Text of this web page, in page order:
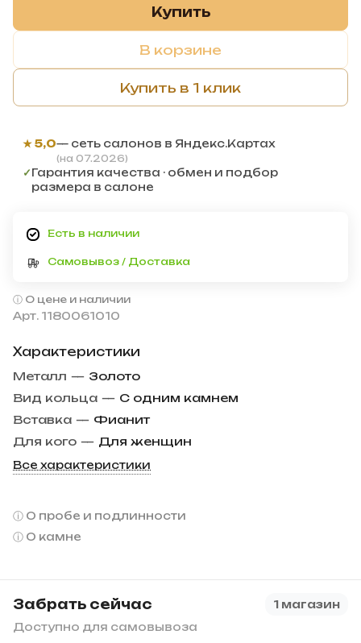
Арт. 1180061010
Характеристики
Металл — Золото
Вид кольца — С одним камнем
Вставка — Фианит
Для кого — Для женщин
Все характеристики
О пробе и подлинности
О камне
Забрать сейчас
1 магазин
Доступно для самовывоза
Купить
В корзине
Купить в 1 клик
★ 5,0— сеть салонов в Яндекс.Картах
(на 07.2026)
✓Гарантия качества · обмен и подбор
размера в салоне
Есть в наличии
Самовывоз / Доставка
О цене и наличии